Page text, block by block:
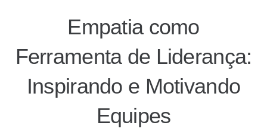
Empatia como
Ferramenta de Liderança:
Inspirando e Motivando
Equipes